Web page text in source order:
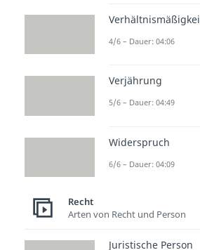
oder abgelehnt
Studyflix
einem
4/6 – Dauer: 04:06
Verjährung
5/6 – Dauer: 04:49
Widerspruch
6/6 – Dauer: 04:09
Recht
Arten von Recht und Person
Juristische Person